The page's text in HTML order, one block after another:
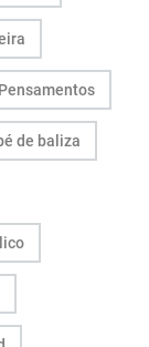
Pensamentos
de baliza